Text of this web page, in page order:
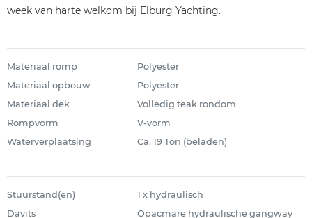
week van harte welkom bij Elburg Yachting.
Materiaal romp
Polyester
Materiaal opbouw
Polyester
Materiaal dek
Volledig teak rondom
Rompvorm
V-vorm
Waterverplaatsing
Ca. 19 Ton (beladen)
Stuurstand(en)
1 x hydraulisch
Davits
Opacmare hydraulische gangway